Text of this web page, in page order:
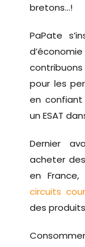
bretons…!
PaPate
pour les
en
un ESAT
Dernier
acheter
en
circuits
des